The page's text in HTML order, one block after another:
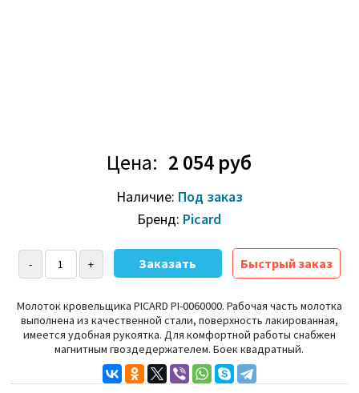
Цена: 2 054 руб
Наличие: Под заказ
Бренд: Picard
Быстрый заказ
Молоток кровельщика PICARD PI-0060000. Рабочая часть молотка
выполнена из качественной стали, поверхность лакированная,
имеется удобная рукоятка. Для комфортной работы снабжен
магнитным гвоздедержателем. Боек квадратный.